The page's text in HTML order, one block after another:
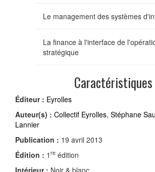
Le management des systèmes
La finance à l'interface de
stratégique
Caractéristiques
Éditeur : Eyrolles
Auteur(s) : Collectif Eyrolles, Stéphane
Lannier
Publication : 19 avril 2013
Édition : 1 re édition
Intérieur : Noir & blanc